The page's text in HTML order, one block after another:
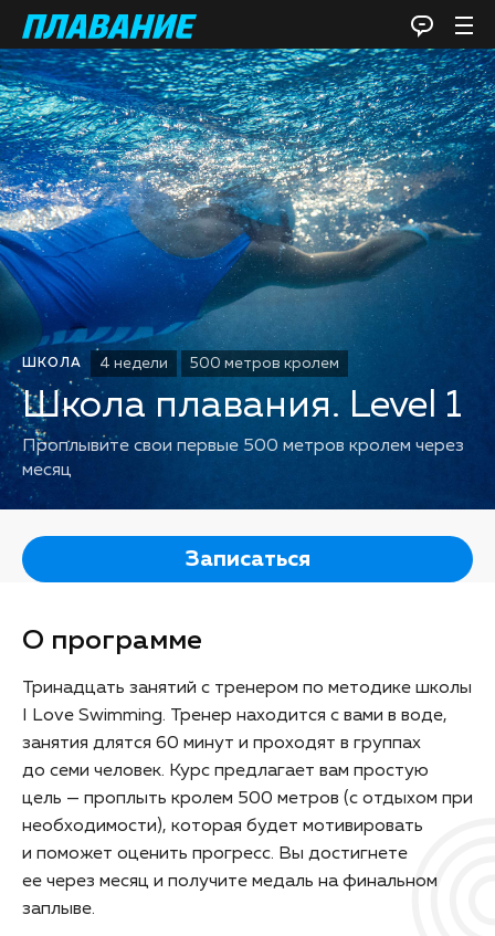
ШКОЛА 4 недели 500 метров кролем
Школа плавания. Level 1
Проплывите свои первые 500 метров кролем через
месяц
Записаться
О программе
Тринадцать занятий с тренером по методике школы
I Love Swimming. Тренер находится с вами в воде,
занятия длятся 60 минут и проходят в группах
до семи человек. Курс предлагает вам простую
цель — проплыть кролем 500 метров (с отдыхом при
необходимости), которая будет мотивировать
и поможет оценить прогресс. Вы достигнете
ее через месяц и получите медаль на финальном
заплыве.